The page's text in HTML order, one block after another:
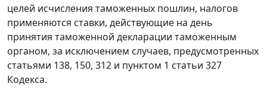
целей исчисления таможенных пошлин, налогов
применяются ставки, действующие на день
принятия таможенной декларации таможенным
органом, за исключением случаев, предусмотренных
статьями 138, 150, 312 и пунктом 1 статьи 327
Кодекса.